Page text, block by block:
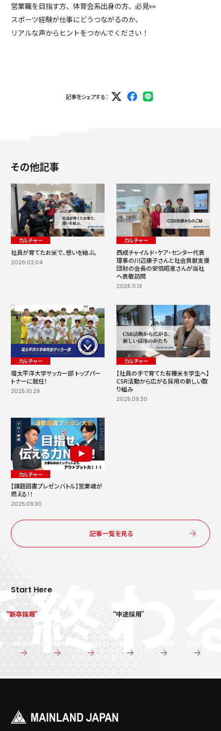
営業職を目指す方、体育会系出身の方、必見👀
スポーツ経験が仕事にどうつながるのか、
リアルな声からヒントをつかんでください！
記事をシェアする：
その他記事
カルチャー
社員が育てたお米で、想いを結ぶ。
2026.02.04
カルチャー
西成チャイルド・ケア・センター代表
理事の川辺康子さんと社会貢献支援
団財の会長の安倍昭恵さんが当社
へ表敬訪問
2025.11.13
カルチャー
環太平洋大学サッカー部 トップパー
トナーに就任！
2025.10.28
カルチャー
【社員の手で育てた有機米を学生へ】
CSR活動から広がる採用の新しい取
り組み
2025.09.30
カルチャー
【課題図書プレゼンバトル】営業魂が
燃える！！
2025.09.30
記事一覧を見る
Start Here
新卒採用 中途採用